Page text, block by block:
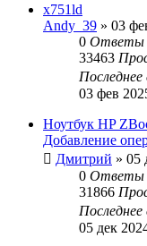
x751ld
Andy_39 » 03
0 Ответы
33463
03 фев
Ноутбук HP
Добавление
Дмитрий » 05
0 Ответы
31866
05 дек